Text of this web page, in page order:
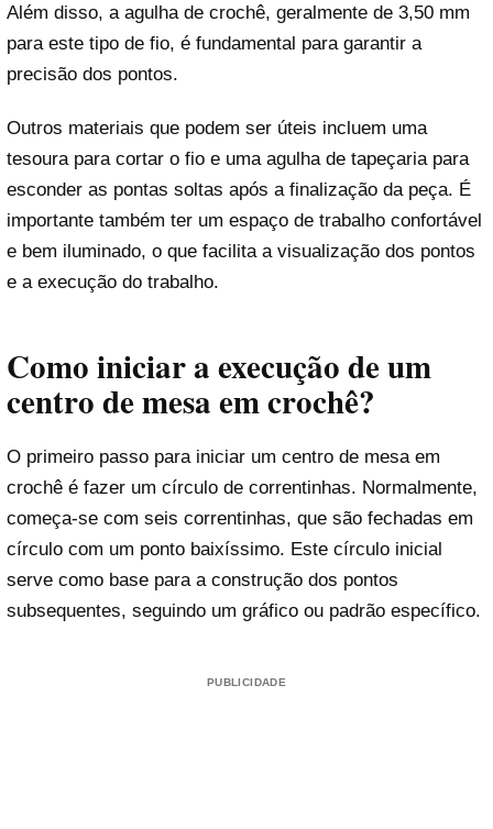
Além disso, a agulha de crochê, geralmente de 3,50 mm
para este tipo de fio, é fundamental para garantir a
precisão dos pontos.
Outros materiais que podem ser úteis incluem uma
tesoura para cortar o fio e uma agulha de tapeçaria para
esconder as pontas soltas após a finalização da peça. É
importante também ter um espaço de trabalho confortável
e bem iluminado, o que facilita a visualização dos pontos
e a execução do trabalho.
Como iniciar a execução de um
centro de mesa em crochê?
O primeiro passo para iniciar um centro de mesa em
crochê é fazer um círculo de correntinhas. Normalmente,
começa-se com seis correntinhas, que são fechadas em
círculo com um ponto baixíssimo. Este círculo inicial
serve como base para a construção dos pontos
subsequentes, seguindo um gráfico ou padrão específico.
PUBLICIDADE